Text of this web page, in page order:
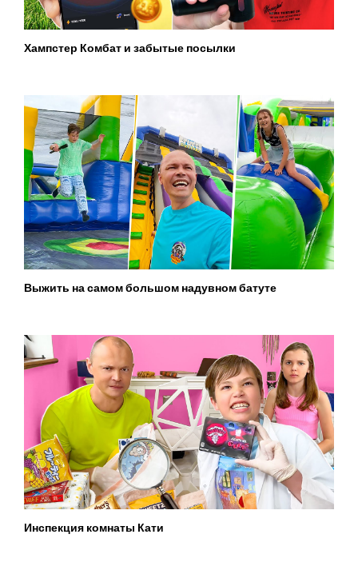
Хампстер Комбат и забытые посылки
Выжить на самом большом надувном батуте
Инспекция комнаты Кати